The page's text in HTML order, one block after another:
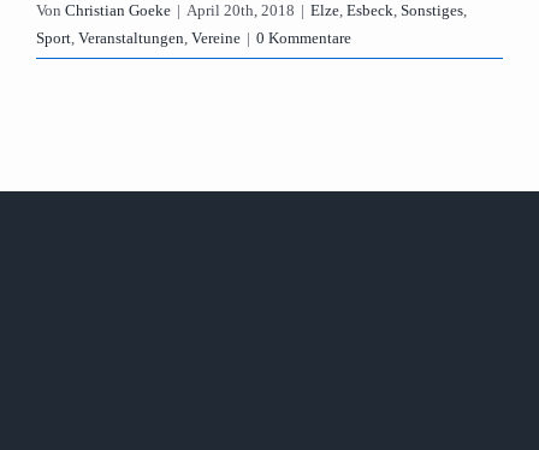
Von Christian Goeke | April 20th, 2018 | Elze, Esbeck, Sonstiges,
Sport, Veranstaltungen, Vereine | 0 Kommentare